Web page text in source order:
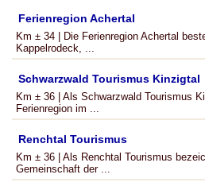
Ferienregion Achertal
Km ± 34 | Die Ferienregion Achertal
Kappelrodeck, ...
Schwarzwald Tourismus Kinzigtal
Km ± 36 | Als Schwarzwald Tourismus
Ferienregion im ...
Renchtal Tourismus
Km ± 36 | Als Renchtal Tourismus
Gemeinschaft der ...